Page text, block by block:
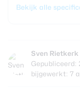
Bekijk alle
Sven Rietkerk
Gepubliceerd:
bijgewerkt: 7